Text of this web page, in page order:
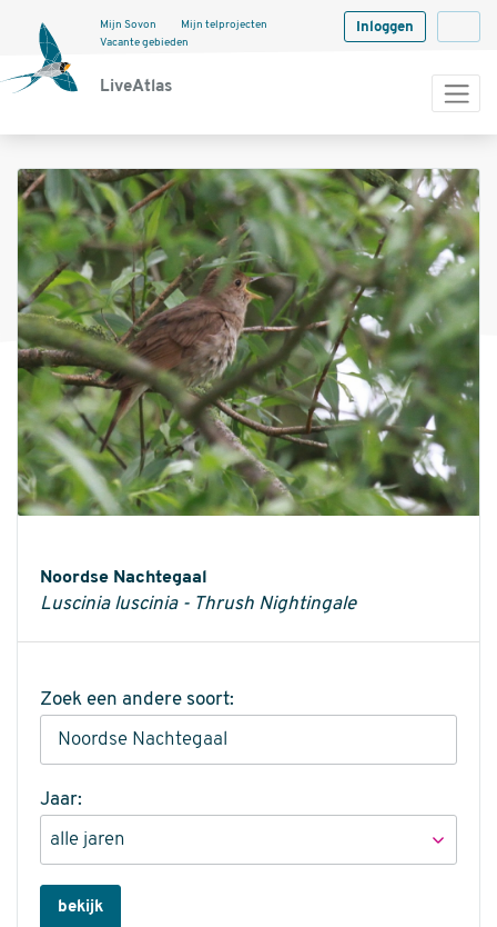
LiveAtlas
Mijn Sovon
Mijn telprojecten
Vacante gebieden
Inloggen
Noordse Nachtegaal
Luscinia luscinia - Thrush Nightingale
Zoek een andere soort:
Jaar:
bekijk